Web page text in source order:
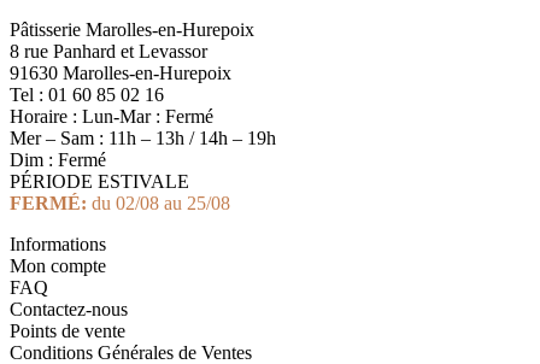
Pâtisserie Marolles-en-Hurepoix
8 rue Panhard et Levassor
91630 Marolles-en-Hurepoix
Tel : 01 60 85 02 16
Horaire : Lun-Mar : Fermé
Mer – Sam : 11h – 13h / 14h – 19h
Dim : Fermé
PÉRIODE ESTIVALE
FERMÉ: du 02/08 au 25/08
Informations
Mon compte
FAQ
Contactez-nous
Points de vente
Conditions Générales de Ventes